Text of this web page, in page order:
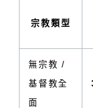
宗教類型
無宗教 /
基督教全
面